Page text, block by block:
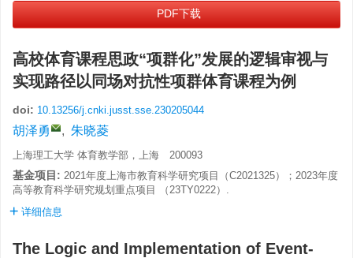
PDF下载
高校体育课程思政“项群化”发展的逻辑审视与
实现路径以同场对抗性项群体育课程为例
doi: 10.13256/j.cnki.jusst.sse.230205044
胡泽勇 , 朱晓菱
上海理工大学 体育教学部，上海 200093
基金项目: 2021年度上海市教育科学研究项目（C2021325）；2023年度
高等教育科学研究规划重点项目 （23TY0222）.
详细信息
The Logic and Implementation of Event-